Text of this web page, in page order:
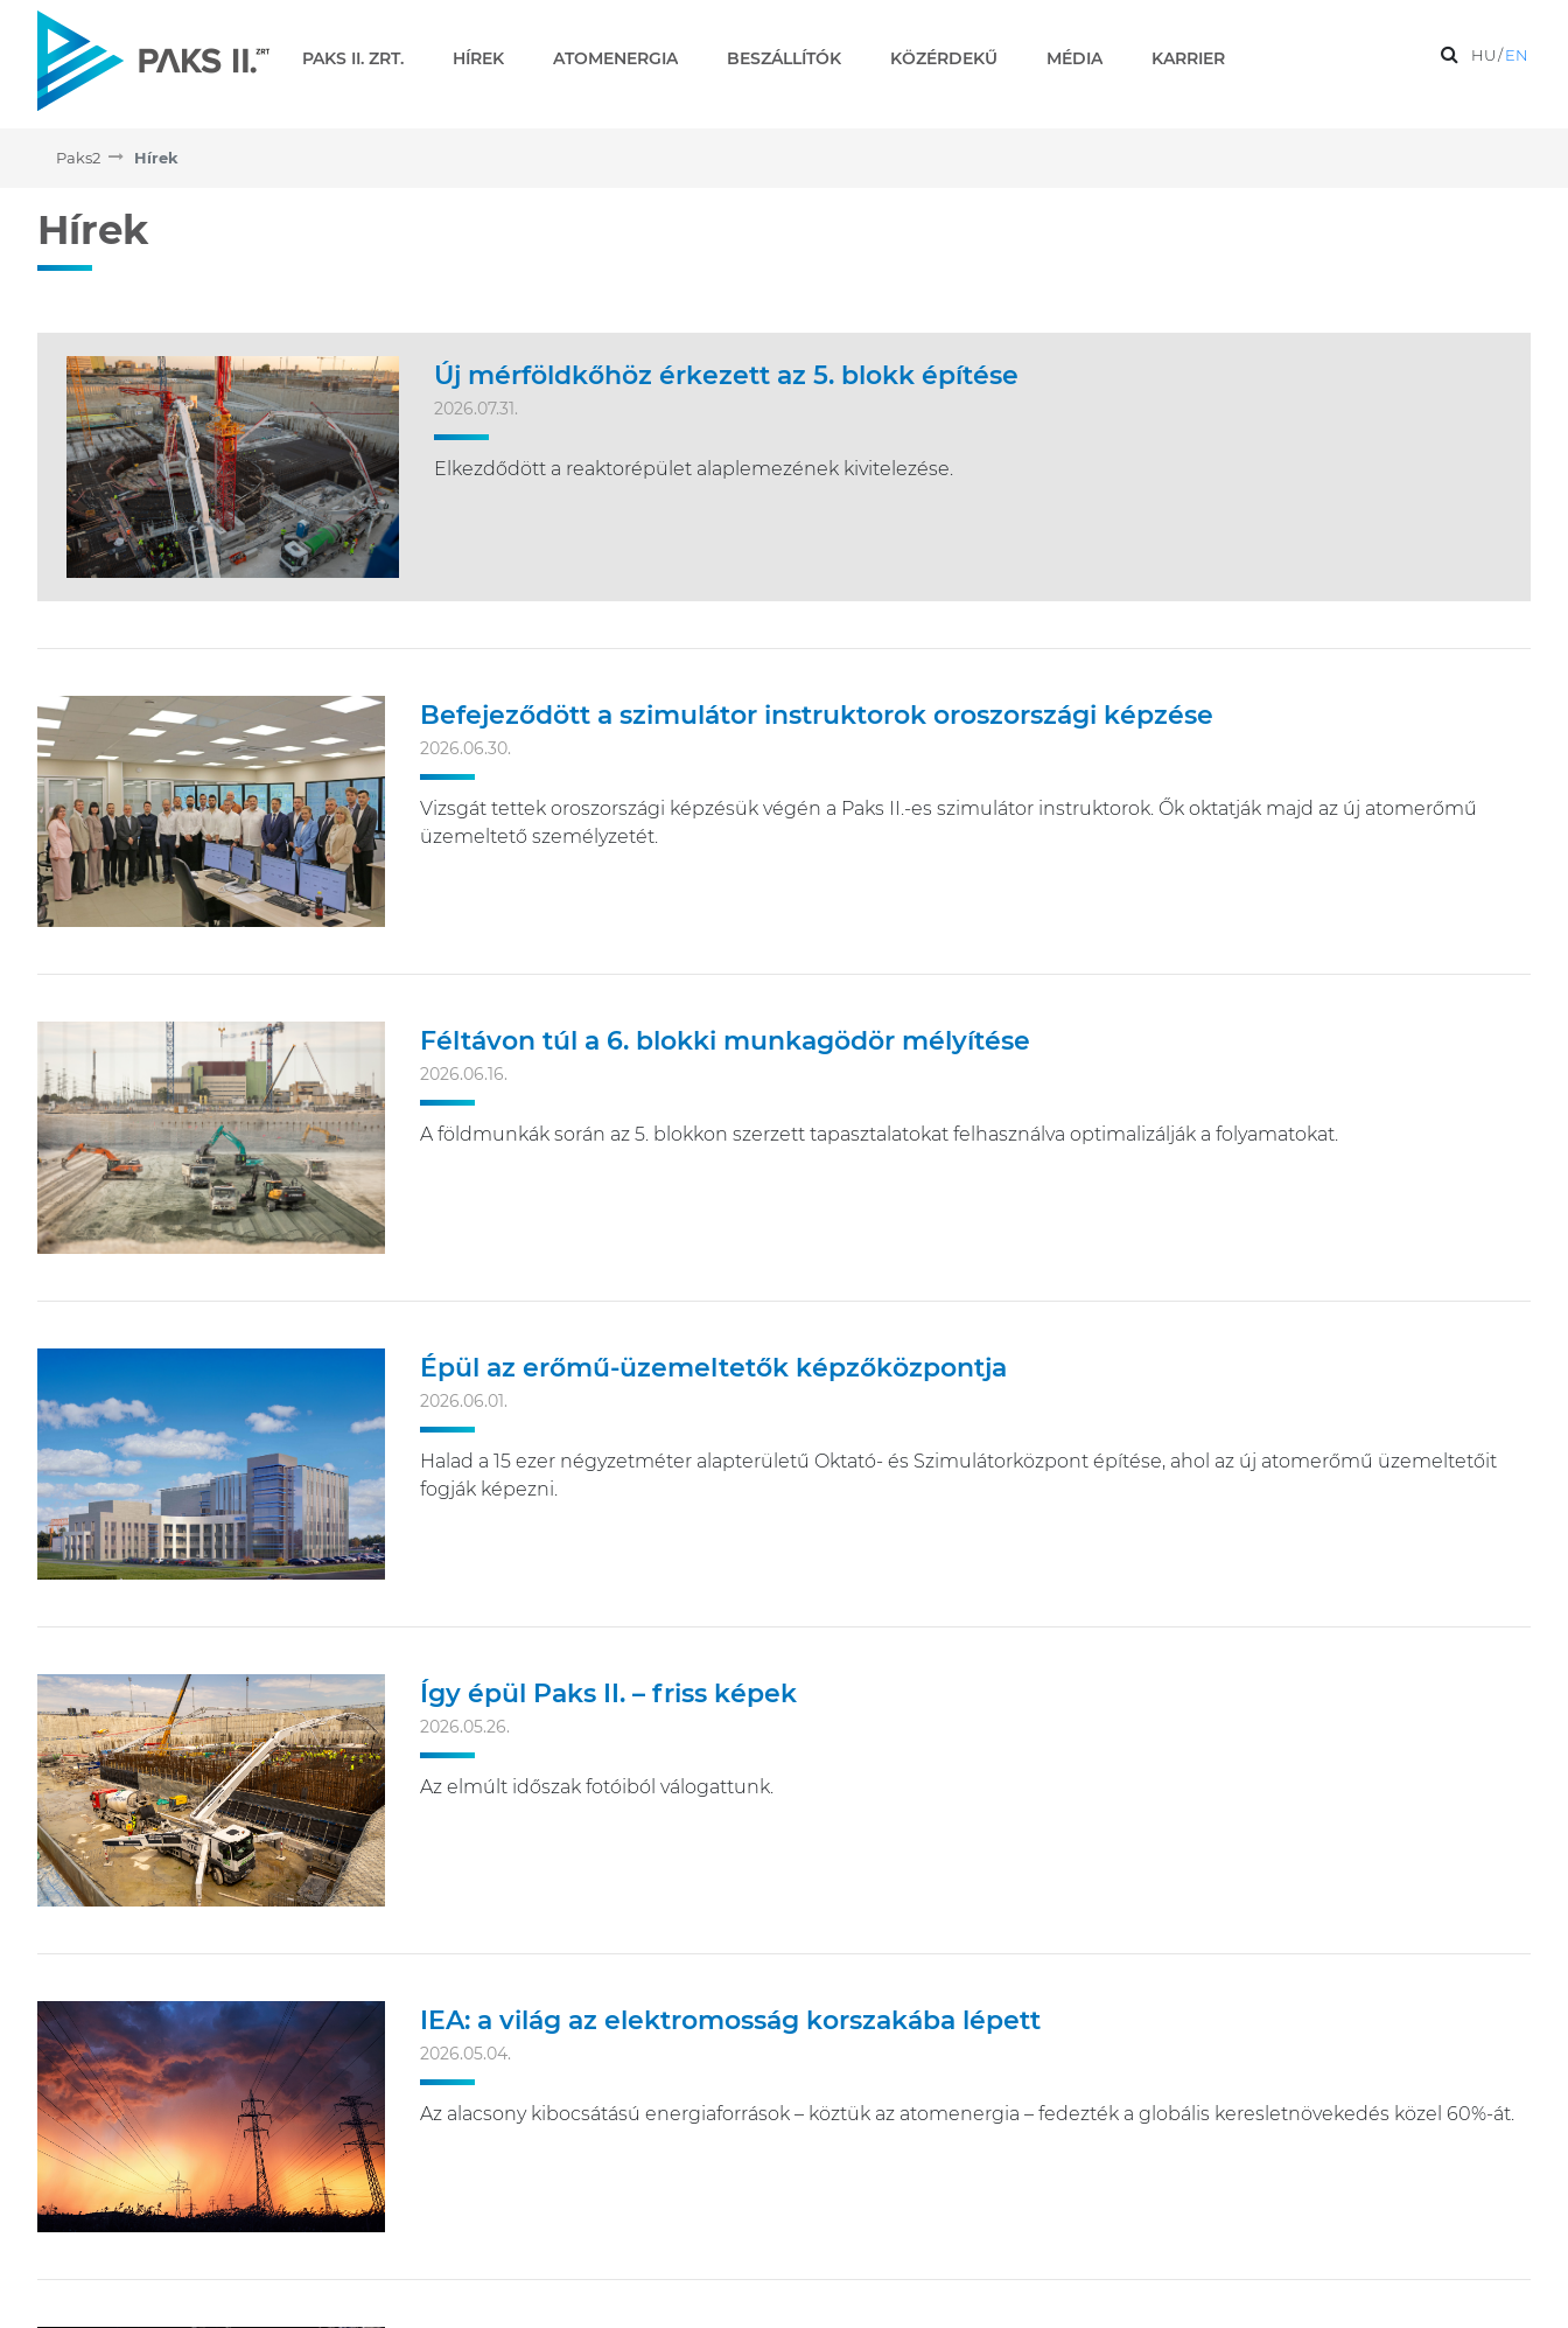
PAKS II. ZRT. HÍREK ATOMENERGIA BESZÁLLÍTÓK KÖZÉRDEKŰ MÉDIA KARRIER HU/EN
Paks2 Hírek
Hírek
Hírek
Új mérföldkőhöz érkezett az 5. blokk építése
2026.07.31.
Elkezdődött a reaktorépület alaplemezének kivitelezése.
Befejeződött a szimulátor instruktorok oroszországi képzése
2026.06.30.
Vizsgát tettek oroszországi képzésük végén a Paks II.-es szimulátor instruktorok. Ők oktatják majd az új atomerőmű
üzemeltető személyzetét.
Féltávon túl a 6. blokki munkagödör mélyítése
2026.06.16.
A földmunkák során az 5. blokkon szerzett tapasztalatokat felhasználva optimalizálják a folyamatokat.
Épül az erőmű-üzemeltetők képzőközpontja
2026.06.01.
Halad a 15 ezer négyzetméter alapterületű Oktató- és Szimulátorközpont építése, ahol az új atomerőmű üzemeltetőit
fogják képezni.
Így épül Paks II. – friss képek
2026.05.26.
Az elmúlt időszak fotóiból válogattunk.
IEA: a világ az elektromosság korszakába lépett
2026.05.04.
Az alacsony kibocsátású energiaforrások – köztük az atomenergia – fedezték a globális keresletnövekedés közel 60%-át.